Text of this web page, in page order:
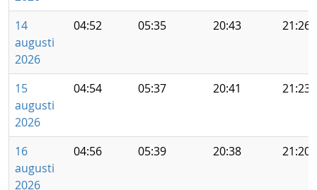
14
augusti
2026
04:52 05:35 20:43 21:26
15
augusti
2026
04:54 05:37 20:41 21:23
16
augusti
2026
04:56 05:39 20:38 21:20